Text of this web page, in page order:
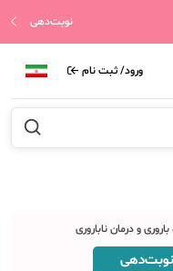
نوبت‌دهی
ورود/ ثبت نام
و درمان ناباروری
نوبت‌دهی